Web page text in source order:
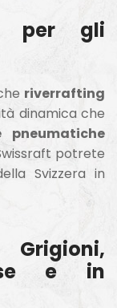
per gli
riverrafting
dinamica che
pneumatiche
potrete
Svizzera in
e in